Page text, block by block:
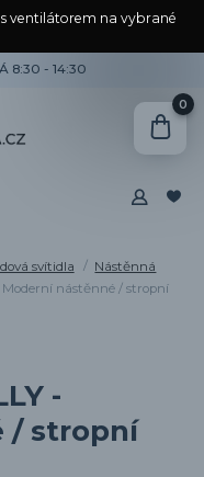
ventilátorem na vybrané
8:30 - 14:30
0
svítidla
Nástěnná
nástěnné / stropní
-
/ stropní